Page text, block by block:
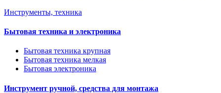
Инструменты, техника
Бытовая техника и электроника
Бытовая техника крупная
Бытовая техника мелкая
Бытовая электроника
Инструмент ручной, средства для монтажа